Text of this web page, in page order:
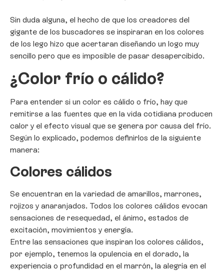
Sin duda alguna, el hecho de que los creadores del
gigante de los buscadores se inspiraran en los colores
de los lego hizo que acertaran diseñando un logo muy
sencillo pero que es imposible de pasar desapercibido.
¿Color frío o cálido?
Para entender si un color es cálido o frío, hay que
remitirse a las fuentes que en la vida cotidiana producen
calor y el efecto visual que se genera por causa del frío.
Según lo explicado, podemos definirlos de la siguiente
manera:
Colores cálidos
Se encuentran en la variedad de amarillos, marrones,
rojizos y anaranjados. Todos los colores cálidos evocan
sensaciones de resequedad, el ánimo, estados de
excitación, movimientos y energía.
Entre las sensaciones que inspiran los colores cálidos,
por ejemplo, tenemos la opulencia en el dorado, la
experiencia o profundidad en el marrón, la alegría en el